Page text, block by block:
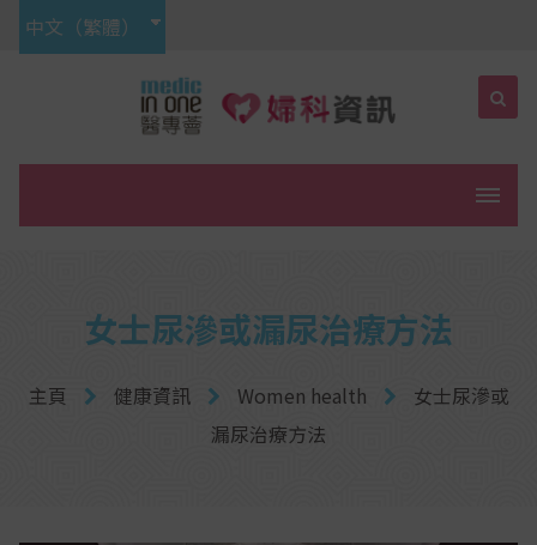
中文（繁體）
女士尿滲或漏尿治療方法
主頁 健康資訊 Women health
女士尿滲或
漏尿治療方法